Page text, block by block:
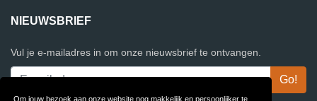
Om jouw bezoek aan onze website nog makkelijk en persoonlijker te
NIEUWSBRIEF
Vul je e-mailadres in om onze nieuwsbrief te ontvangen.